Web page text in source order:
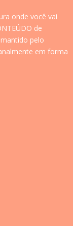
onde você vai
de
pelo
em forma